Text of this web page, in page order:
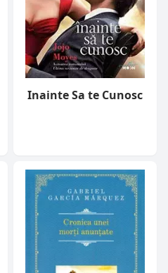
Inainte Sa te Cunosc